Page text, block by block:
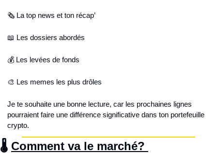
🗞️ La top news et ton récap’
📖 Les dossiers abordés
💰 Les levées de fonds
🎨 Les memes les plus drôles
Je te souhaite une bonne lecture, car les prochaines lignes
pourraient faire une différence significative dans ton portefeuille
crypto.
🌡 Comment va le marché?